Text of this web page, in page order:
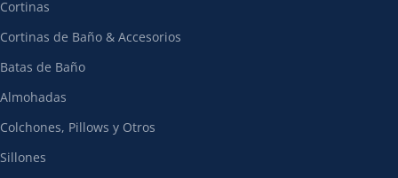
Cortinas
Cortinas de Baño & Accesorios
Batas de Baño
Almohadas
Colchones, Pillows y Otros
Sillones